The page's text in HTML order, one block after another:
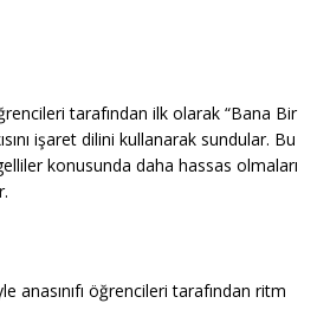
tarafından ilk olarak “Bana Bir
işaret dilini kullanarak sundular. Bu
konusunda daha hassas olmaları
anasınıfı öğrencileri tarafından ritm